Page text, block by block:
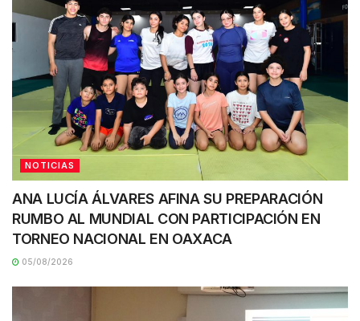
NOTICIAS
ANA LUCÍA ÁLVARES AFINA SU PREPARACIÓN
RUMBO AL MUNDIAL CON PARTICIPACIÓN EN
TORNEO NACIONAL EN OAXACA
05/08/2026